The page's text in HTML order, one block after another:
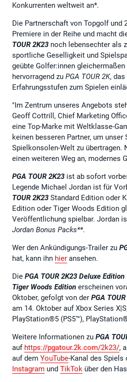
Konkurrenten weltweit an*.
Die Partnerschaft von Topgolf und
Premiere in der Reihe und macht
TOUR 2K23 noch lebensechter als
sportliche Geselligkeit und
geübte Golfer:innen
hervorragend zu PGA TOUR 2K,
Erfahrungsstufen zum Spielen
"Im Zentrum unseres Angebots
Geoff Cottrill, Chief Marketing
eine Top-Marke mit Weltklasse-
keinen besseren Partner, um
Spielkonsolen-Welt zu übertragen.
einen weiteren Weg an, modernes
PGA TOUR 2K23 ist ab sofort
Legende Michael Jordan ist für
TOUR 2K23 Standard Edition oder
Edition oder Tiger Woods Edition
Veröffentlichung spielbar. Jordan
Jordan Bonus Packs**.
Wer den Ankündigungs-Trailer zu
hat, kann ihn hier ansehen.
Die PGA TOUR 2K23 Deluxe Edition
Tiger Woods Edition erscheinen
Oktober, gefolgt von der PGA
am 14. Oktober auf Xbox Series
PlayStation®5 (PS5™),
Weitere Informationen zu PGA
auf https://pgatour.2k.com/2k23/,
auf dem YouTube-Kanal des Spiels
Instagram und TikTok über den